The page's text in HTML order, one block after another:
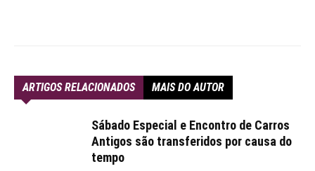
ARTIGOS RELACIONADOS MAIS DO AUTOR
Sábado Especial e Encontro de Carros
Antigos são transferidos por causa do
tempo